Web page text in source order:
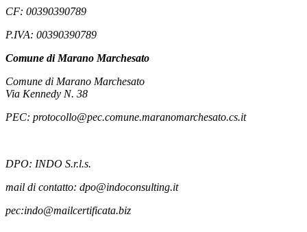
CF: 00390390789
P.IVA: 00390390789
Comune di Marano Marchesato
Comune di Marano Marchesato
Via Kennedy N. 38
PEC: protocollo@pec.comune.maranomarchesato.cs.it
DPO: INDO S.r.l.s.
mail di contatto: dpo@indoconsulting.it
pec:indo@mailcertificata.biz